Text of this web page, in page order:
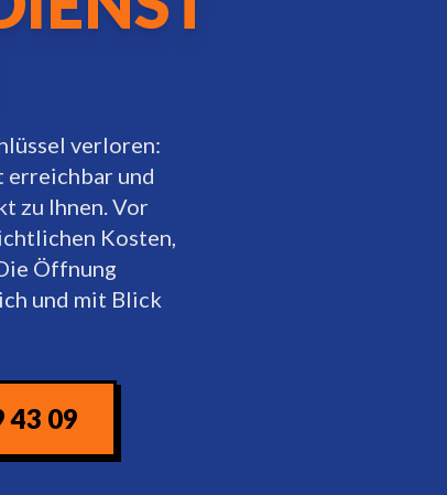
verloren:
und
zu Ihnen. Vor
Kosten,
Öffnung
und mit Blick
43 09